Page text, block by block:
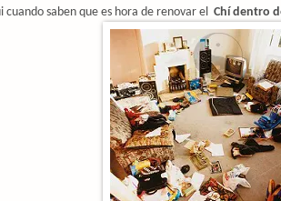
cuando saben que es hora de renovar el
Chí dentro